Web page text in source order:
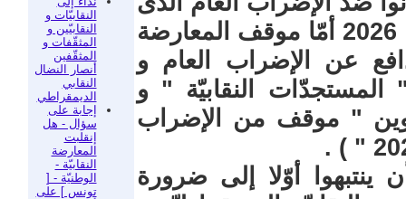
النقابيّات و
النقابيّين و
المثقّفات و
المثقّفين
أنصار النضال
النقابي
الديمقراطي
إجابة على
سؤال - هل
إنقلبت
المعارضة
النقابيّة -
الوطنيّة - [
تونس ] على
كان من المزمع تنفيذه في 21 جانفي 2026 أمّا موقف المعارضة
عن الإضراب العام و
المستجدّات النقابيّة " و
" موقف من الإضراب
ينتبهوا أوّلا إلى ضرورة